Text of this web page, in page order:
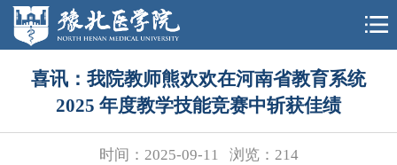
喜讯：我院教师熊欢欢在河南省教育系统
2025 年度教学技能竞赛中斩获佳绩
时间：2025-09-11 浏览： 214